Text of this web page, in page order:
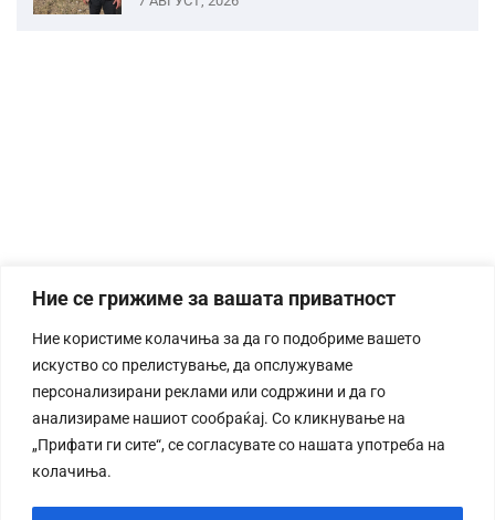
Ние се грижиме за вашата приватност
Ние користиме колачиња за да го подобриме вашето
искуство со прелистување, да опслужуваме
персонализирани реклами или содржини и да го
анализираме нашиот сообраќај. Со кликнување на
„Прифати ги сите“, се согласувате со нашата употреба на
колачиња.